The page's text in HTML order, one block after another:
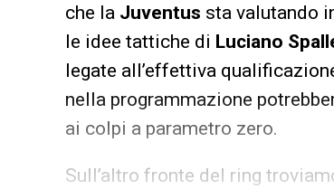
che la Juventus sta valutando
le idee tattiche di Luciano
legate all’effettiva
nella programmazione
ai colpi a parametro zero.
Sull’altro fronte del ring